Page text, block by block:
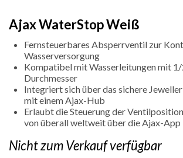
Ajax WaterStop Weiß
Fernsteuerbares Absperrventil zur
Wasserversorgung
Kompatibel mit Wasserleitungen mit
Durchmesser
Integriert sich über das sichere
mit einem Ajax-Hub
Erlaubt die Steuerung der
von überall weltweit über die Ajax-App
Nicht zum Verkauf verfügbar